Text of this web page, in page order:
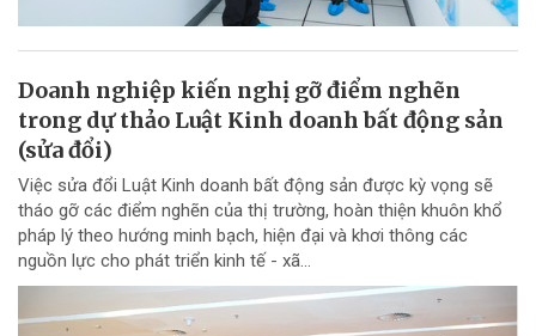
Doanh nghiệp kiến nghị gỡ điểm nghẽn
trong dự thảo Luật Kinh doanh bất động sản
(sửa đổi)
Việc sửa đổi Luật Kinh doanh bất động sản được kỳ vọng sẽ
tháo gỡ các điểm nghẽn của thị trường, hoàn thiện khuôn khổ
pháp lý theo hướng minh bạch, hiện đại và khơi thông các
nguồn lực cho phát triển kinh tế - xã...